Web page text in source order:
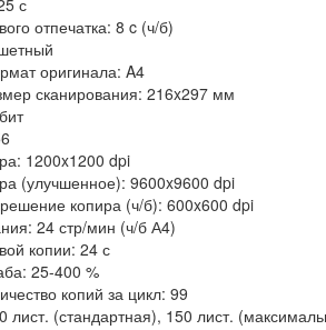
отпечатка: 8 c (ч/б)
оригинала: A4
сканирования: 216x297 мм
1200x1200 dpi
(улучшенное): 9600x9600 dpi
копира (ч/б): 600x600 dpi
24 стр/мин (ч/б А4)
копии: 24 с
25-400 %
копий за цикл: 99
лист. (стандартная), 150 лист.